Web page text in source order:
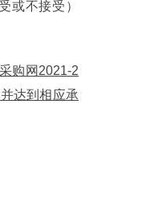
或不接受）
购网2021-2
达到相应承